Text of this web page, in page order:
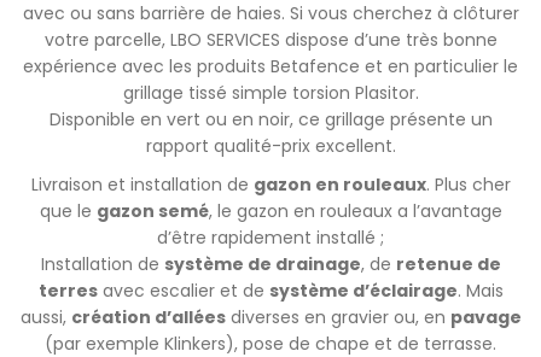
avec ou sans barrière de haies. Si vous cherchez à clôturer
votre parcelle, LBO SERVICES dispose d’une très bonne
expérience avec les produits Betafence et en particulier le
grillage tissé simple torsion Plasitor.
Disponible en vert ou en noir, ce grillage présente un
rapport qualité-prix excellent.
Livraison et installation de gazon en rouleaux. Plus cher
que le gazon semé, le gazon en rouleaux a l’avantage
d’être rapidement installé ;
Installation de système de drainage, de retenue de
terresavec escalier et de système d’éclairage. Mais
aussi, création d’alléesdiverses en gravier ou, en pavage
(par exemple Klinkers), pose de chape et de terrasse.